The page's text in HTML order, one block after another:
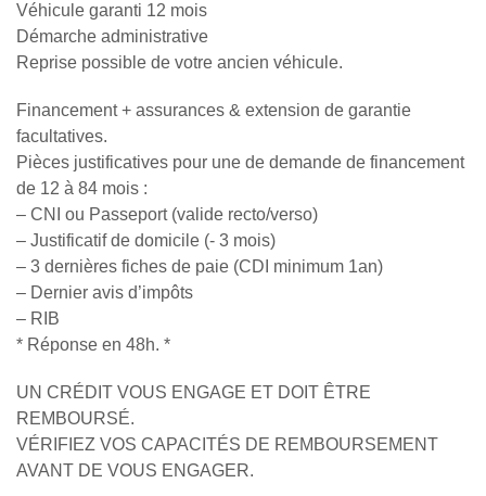
Véhicule garanti 12 mois
Démarche administrative
Reprise possible de votre ancien véhicule.
Financement + assurances & extension de garantie
facultatives.
Pièces justificatives pour une de demande de financement
de 12 à 84 mois :
– CNI ou Passeport (valide recto/verso)
– Justificatif de domicile (- 3 mois)
– 3 dernières fiches de paie (CDI minimum 1an)
– Dernier avis d’impôts
– RIB
* Réponse en 48h. *
UN CRÉDIT VOUS ENGAGE ET DOIT ÊTRE
REMBOURSÉ.
VÉRIFIEZ VOS CAPACITÉS DE REMBOURSEMENT
AVANT DE VOUS ENGAGER.